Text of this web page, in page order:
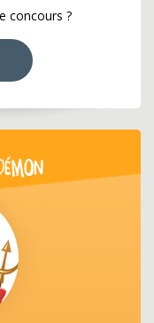
concours ?